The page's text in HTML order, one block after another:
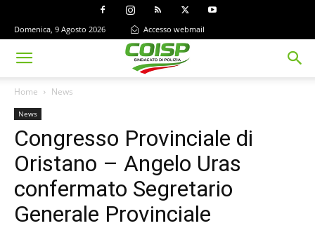
Domenica, 9 Agosto 2026 Accesso webmail
Home News
News
Congresso Provinciale di
Oristano – Angelo Uras
confermato Segretario
Generale Provinciale